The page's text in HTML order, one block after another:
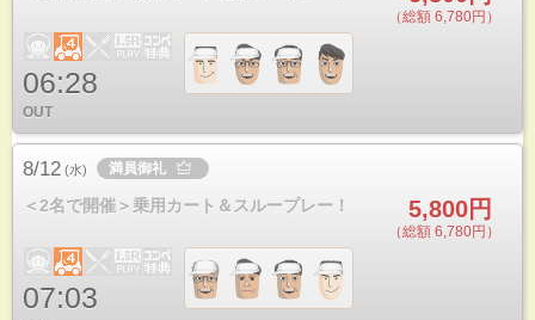
（総額 6,780円）
06:28
OUT
8/12 (水) 満員御礼
＜2名で開催＞乗用カート＆スループレー！ 5,800円
（総額 6,780円）
07:03